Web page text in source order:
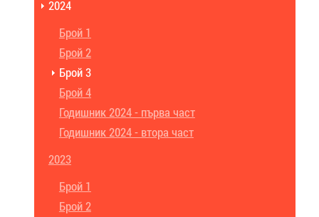
2024
Брой 1
Брой 2
Брой 3
Брой 4
Годишник 2024 - първа част
Годишник 2024 - втора част
2023
Брой 1
Брой 2